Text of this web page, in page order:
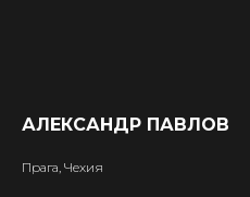
АЛЕКСАНДР ПАВЛОВ
Прага, Чехия